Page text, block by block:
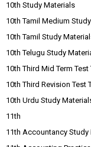
10th Study Materials
10th Tamil Medium
10th Tamil Study
10th Telugu Study
10th Third Mid Term Test
10th Third Revision Test
10th Urdu Study
11th
11th Accountancy Study